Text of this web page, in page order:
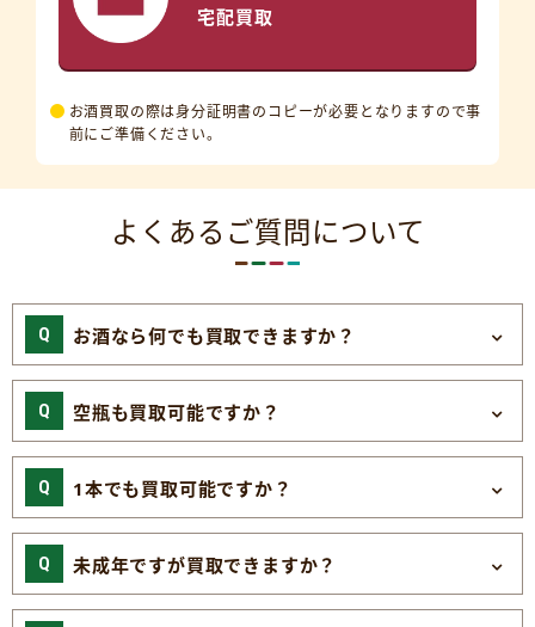
宅配買取
お酒買取の際は身分証明書のコピーが必要となりますので事
前にご準備ください。
よくあるご質問について
お酒なら何でも買取できますか？
空瓶も買取可能ですか？
1本でも買取可能ですか？
未成年ですが買取できますか？